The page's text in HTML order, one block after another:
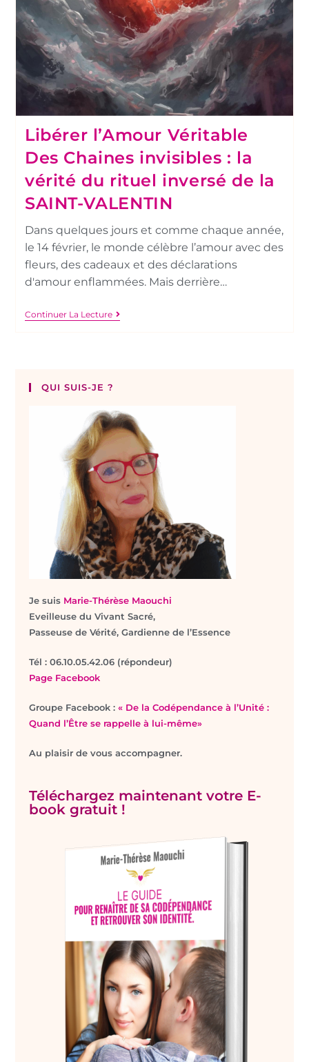
Libérer l’Amour Véritable
Des Chaines invisibles : la
vérité du rituel inversé de la
SAINT-VALENTIN
Dans quelques jours et comme chaque année,
le 14 février, le monde célèbre l’amour avec des
fleurs, des cadeaux et des déclarations
d'amour enflammées. Mais derrière…
Continuer La Lecture
QUI SUIS-JE ?
Je suis Marie-Thérèse Maouchi
Eveilleuse du Vivant Sacré,
Passeuse de Vérité, Gardienne de l’Essence
Tél : 06.10.05.42.06 (répondeur)
Page Facebook
Groupe Facebook :« De la Codépendance à l’Unité :
Quand l’Être se rappelle à lui-même»
Au plaisir de vous accompagner.
Téléchargez maintenant votre E-
book gratuit !